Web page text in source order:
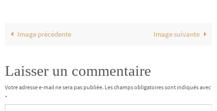
Image précédente Image suivante
Laisser un commentaire
Votre adresse e-mail ne sera pas publiée. Les champs obligatoires sont indiqués avec
*